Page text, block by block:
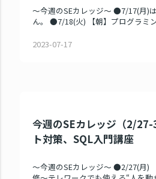
～今週のSEカレッジ～ ●7/17(月)
ん。 ●7/18(火) 【朝】プログラミ
2023-07-17
今週のSEカレッジ（2/
ト対策、SQL入門講座
～今週のSEカレッジ～ ●2/27(月)